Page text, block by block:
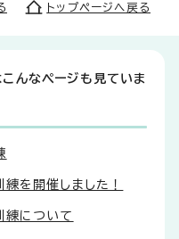
トップページへ戻る
んなページも見ていま
を開催しました！
練について